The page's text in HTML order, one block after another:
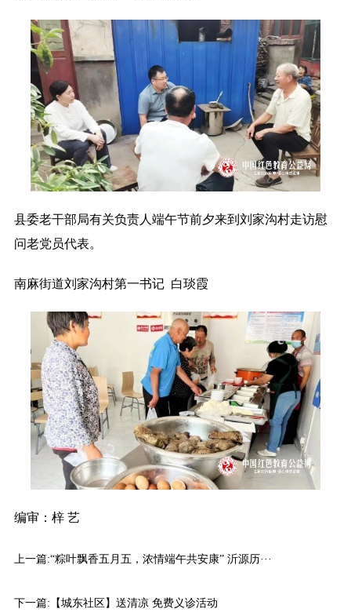
县委老干部局有关负责人端午节前夕来到刘家沟村走访慰
问老党员代表。
南麻街道刘家沟村第一书记 白琰霞
编审：梓 艺
上一篇:“粽叶飘香五月五，浓情端午共安康” 沂源历···
下一篇: 【城东社区】送清凉 免费义诊活动